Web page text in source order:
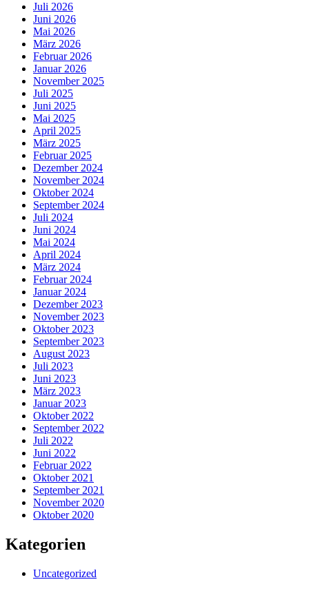
Juli 2026
Juni 2026
Mai 2026
März 2026
Februar 2026
Januar 2026
November 2025
Juli 2025
Juni 2025
Mai 2025
April 2025
März 2025
Februar 2025
Dezember 2024
November 2024
Oktober 2024
September 2024
Juli 2024
Juni 2024
Mai 2024
April 2024
März 2024
Februar 2024
Januar 2024
Dezember 2023
November 2023
Oktober 2023
September 2023
August 2023
Juli 2023
Juni 2023
März 2023
Januar 2023
Oktober 2022
September 2022
Juli 2022
Juni 2022
Februar 2022
Oktober 2021
September 2021
November 2020
Oktober 2020
Kategorien
Uncategorized